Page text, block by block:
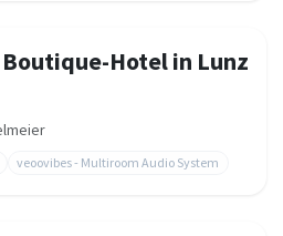
Hotel in Lunz
veoovibes - Multiroom Audio System